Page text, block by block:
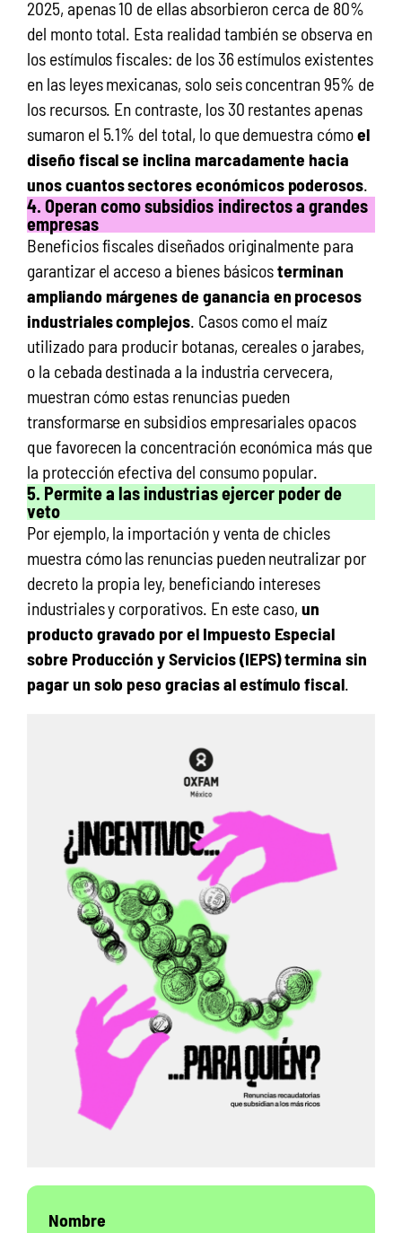
2025, apenas 10 de ellas absorbieron cerca de 80%
del monto total. Esta realidad también se observa en
los estímulos fiscales: de los 36 estímulos existentes
en las leyes mexicanas, solo seis concentran 95% de
los recursos. En contraste, los 30 restantes apenas
sumaron el 5.1% del total, lo que demuestra cómoel
diseño fiscal se inclina marcadamente hacia
unos cuantos sectores económicos poderosos.
4. Operan como subsidios indirectos a grandes
empresas
Beneficios fiscales diseñados originalmente para
garantizar el acceso a bienes básicosterminan
ampliando márgenes de ganancia en procesos
industriales complejos. Casos como el maíz
utilizado para producir botanas, cereales o jarabes,
o la cebada destinada a la industria cervecera,
muestran cómo estas renuncias pueden
transformarse en subsidios empresariales opacos
que favorecen la concentración económica más que
la protección efectiva del consumo popular.
5. Permite a las industrias ejercer poder de
veto
Por ejemplo, la importación y venta de chicles
muestra cómo las renuncias pueden neutralizar por
decreto la propia ley, beneficiando intereses
industriales y corporativos. En este caso,un
producto gravado por el Impuesto Especial
sobre Producción y Servicios (IEPS) termina sin
pagar un solo peso gracias al estímulo fiscal.
Nombre